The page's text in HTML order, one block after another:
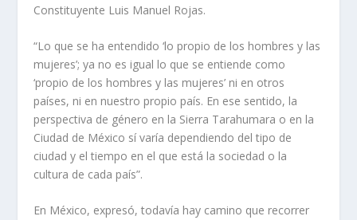
Constituyente Luis Manuel Rojas.
“Lo que se ha entendido ‘lo propio de los hombres y las
mujeres’; ya no es igual lo que se entiende como
‘propio de los hombres y las mujeres’ ni en otros
países, ni en nuestro propio país. En ese sentido, la
perspectiva de género en la Sierra Tarahumara o en la
Ciudad de México sí varía dependiendo del tipo de
ciudad y el tiempo en el que está la sociedad o la
cultura de cada país”.
En México, expresó, todavía hay camino que recorrer